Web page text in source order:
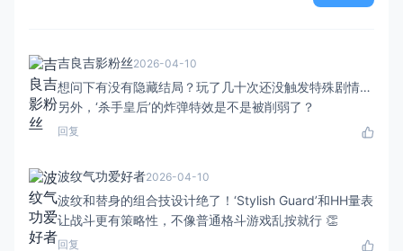
吉良吉影粉丝2026-04-10
想问下有没有隐藏结局？玩了几十次还没触发特殊剧情…
另外，‘杀手皇后’的炸弹特效是不是被削弱了？
回复
波纹气功爱好者2026-04-10
波纹和替身的组合技设计绝了！‘Stylish Guard’和HH量表
让战斗更有策略性，不像普通格斗游戏乱按就行 👏
回复